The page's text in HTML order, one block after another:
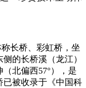
长桥、彩虹桥，坐
的长桥溪（龙江）
北偏西57°），是
被收录于《中国科